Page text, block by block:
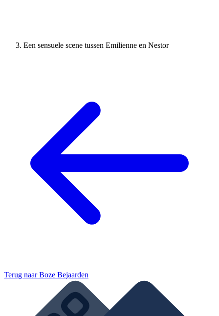
Een sensuele scene tussen Emilienne en Nestor
Terug naarBoze Bejaarden